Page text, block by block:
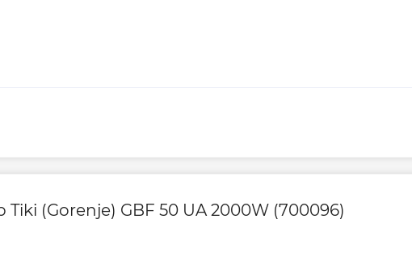
Глубина, мм
Ширина, мм
(Gorenje) GBF 50 UA 2000W (700096)